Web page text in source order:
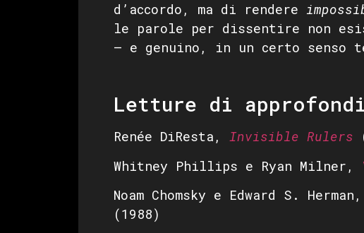
d’accordo, ma di rendere
le parole per dissentire non
— e genuino, in un certo senso
Letture di
Renée DiResta, Invisible Rulers
Whitney Phillips e Ryan Milner,
Noam Chomsky e Edward S. Herman,
(1988)